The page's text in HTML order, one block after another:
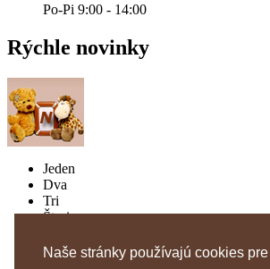
Naše stránky používajú cookies pre
Po-Pi 9:00 - 14:00
Rýchle novinky
Jeden
Dva
Tri
Štyri
Už to vieme naspamäť